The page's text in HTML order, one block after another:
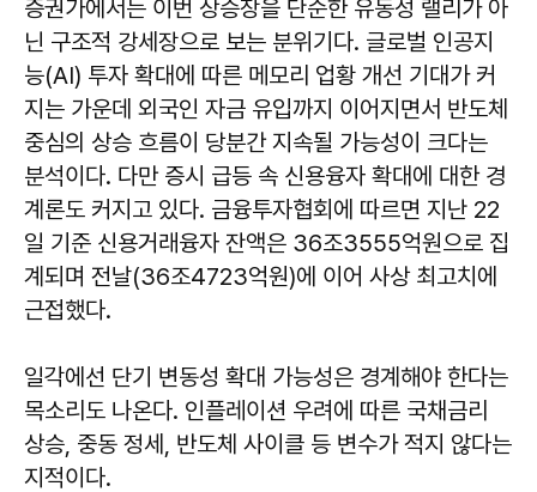
증권가에서는 이번 상승장을 단순한 유동성 랠리가 아
닌 구조적 강세장으로 보는 분위기다. 글로벌 인공지
능(AI) 투자 확대에 따른 메모리 업황 개선 기대가 커
지는 가운데 외국인 자금 유입까지 이어지면서 반도체
중심의 상승 흐름이 당분간 지속될 가능성이 크다는
분석이다. 다만 증시 급등 속 신용융자 확대에 대한 경
계론도 커지고 있다. 금융투자협회에 따르면 지난 22
일 기준 신용거래융자 잔액은 36조3555억원으로 집
계되며 전날(36조4723억원)에 이어 사상 최고치에
근접했다.
일각에선 단기 변동성 확대 가능성은 경계해야 한다는
목소리도 나온다. 인플레이션 우려에 따른 국채금리
상승, 중동 정세, 반도체 사이클 등 변수가 적지 않다는
지적이다.